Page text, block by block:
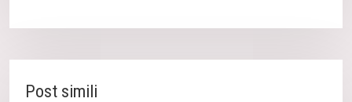
Post simili